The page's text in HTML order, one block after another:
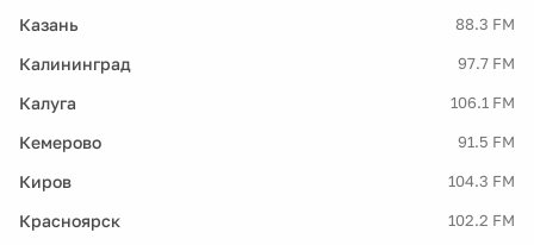
Казань 88.3 FM
Калининград 97.7 FM
Калуга 106.1 FM
Кемерово 91.5 FM
Киров 104.3 FM
Красноярск 102.2 FM